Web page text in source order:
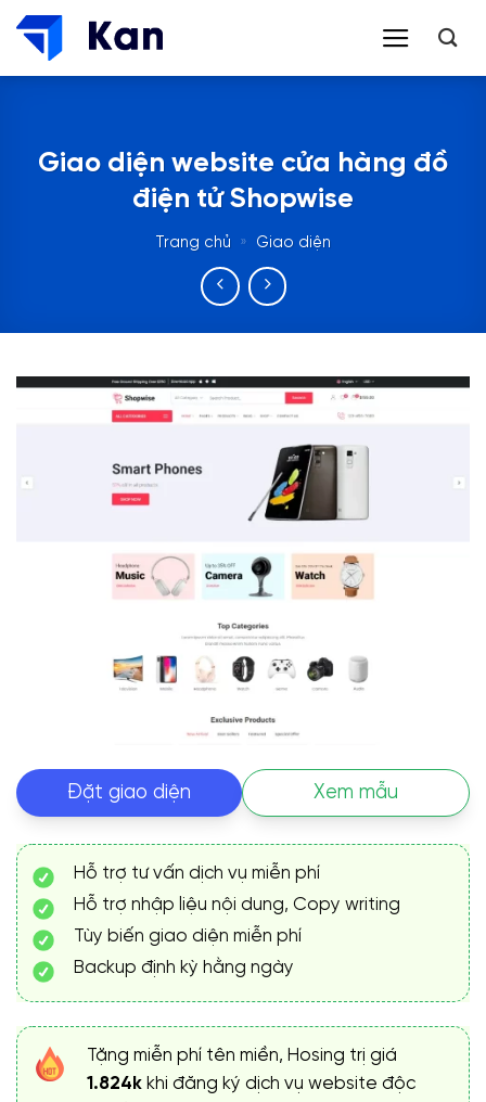
Bỏ
qua
nội
Giao diện website cửa hàng đồ
điện tử Shopwise
Trang chủ » Giao diện
Đặt giao diện Xem mẫu
Hỗ trợ tư vấn dịch vụ miễn phí
Hỗ trợ nhập liệu nội dung, Copy writing
Tùy biến giao diện miễn phí
Backup định kỳ hằng ngày
Tặng miễn phí tên miền, Hosing trị giá
1.824k khi đăng ký dịch vụ website độc